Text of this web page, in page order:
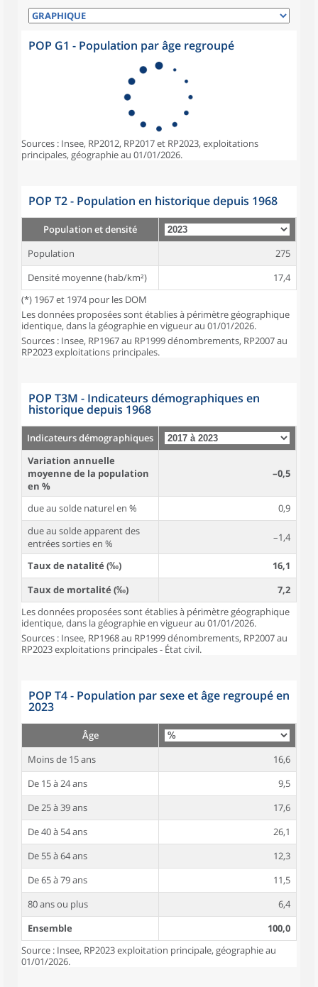
POP G1 - Population par âge regroupé
Sources : Insee, RP2012, RP2017 et RP2023, exploitations
principales, géographie au 01/01/2026.
POP T2 - Population en historique depuis 1968
Population et densité
Population
275
Densité moyenne (hab/km²)
17,4
(*) 1967 et 1974 pour les DOM
Les données proposées sont établies à périmètre géographique
identique, dans la géographie en vigueur au 01/01/2026.
Sources : Insee, RP1967 au RP1999 dénombrements, RP2007 au
RP2023 exploitations principales.
POP T3M - Indicateurs démographiques en
historique depuis 1968
Indicateurs démographiques
Variation annuelle
moyenne de la population
en %
–0,5
due au solde naturel en %
0,9
due au solde apparent des
entrées sorties en %
–1,4
Taux de natalité (‰)
16,1
Taux de mortalité (‰)
7,2
Les données proposées sont établies à périmètre géographique
identique, dans la géographie en vigueur au 01/01/2026.
Sources : Insee, RP1968 au RP1999 dénombrements, RP2007 au
RP2023 exploitations principales - État civil.
POP T4 - Population par sexe et âge regroupé en
2023
Âge
Moins de 15 ans
16,6
De 15 à 24 ans
9,5
De 25 à 39 ans
17,6
De 40 à 54 ans
26,1
De 55 à 64 ans
12,3
De 65 à 79 ans
11,5
80 ans ou plus
6,4
Ensemble
100,0
Source : Insee, RP2023 exploitation principale, géographie au
01/01/2026.